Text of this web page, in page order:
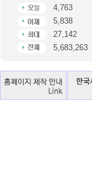
4,763
5,838
27,142
5,683,263